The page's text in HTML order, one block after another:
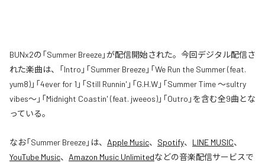
BUNx2の「Summer Breeze」が配信開始された。今回デジタル配信さ
れた楽曲は、「Intro」「Summer Breeze」「We Run the Summer (feat.
yum8)」「4ever for 1」「Still Runnin'」「G.H.W」「Summer Time 〜sultry
vibes〜」「Midnight Coastin' (feat. jweeos)」「Outro」を含む全9曲とな
っている。
なお「Summer Breeze」は、 Apple Music、 Spotify、 LINE MUSIC、
YouTube Music、 Amazon Music Unlimitedなどの音楽配信サービスで